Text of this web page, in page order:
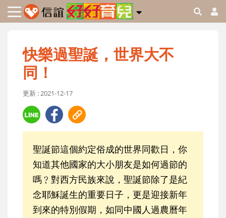
快樂過聖誕，世界大不
同！
更新 : 2021-12-17
聖誕節這個約定俗成的世界同歡日，你
知道其他國家的大小朋友是如何過節的
嗎﹖對西方民族來說，聖誕節除了是紀
念耶穌誕生的重要日子，更是迎接新年
到來的特別假期，如同中國人過農曆年